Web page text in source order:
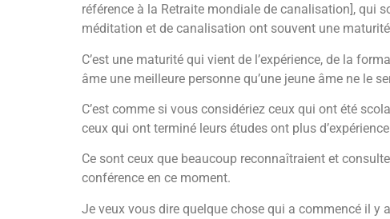
référence à la Retraite mondiale de canalisation], qui
méditation et de canalisation ont souvent une
C’est une maturité qui vient de l’expérience, de la
âme une meilleure personne qu’une jeune âme ne le
C’est comme si vous considériez ceux qui ont été
ceux qui ont terminé leurs études ont plus
Ce sont ceux que beaucoup reconnaîtraient et
conférence en ce moment.
Je veux vous dire quelque chose qui a commencé il y